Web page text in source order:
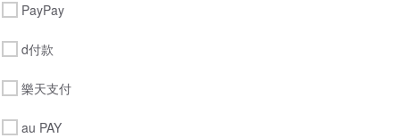
PayPay
d付款
樂天支付
au PAY